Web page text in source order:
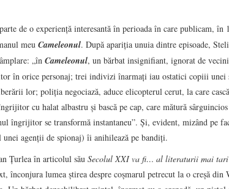
de o experienţă interesantă în perioada în care publicam,
meu Cameleonul. După apariţia unuia dintre episoade,
„în Cameleonul, un bărbat insignifiant, ignorat de
în orice personaj; trei indivizi înarmaţi iau ostatici copiii
lor; poliţia negociază, aduce elicopterul cerut, la care
cu halat albastru şi bască pe cap, care mătură
îngrijitor se transformă instantaneu”. Şi, evident, mizând pe
unei agenţii de spionaj) îi anihilează pe bandiţi.
Ţurlea în articolul său Secolul XXI va fi… al literaturii mai
înconjura lumea ştirea despre coşmarul petrecut la o creşă din